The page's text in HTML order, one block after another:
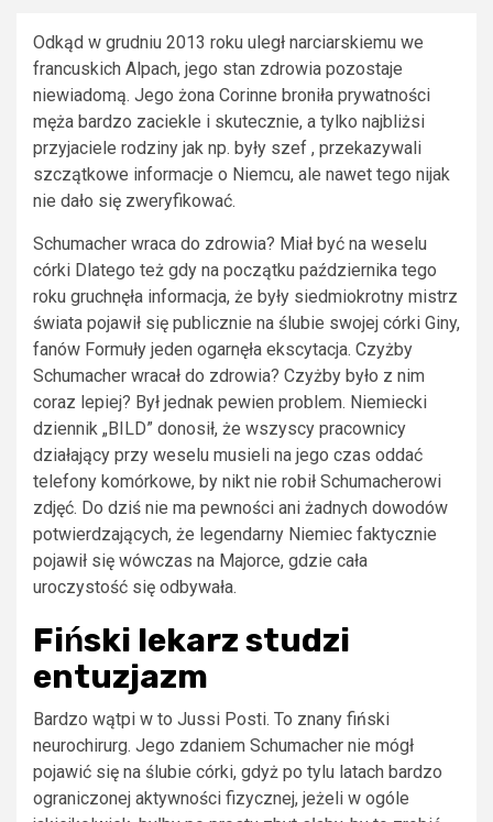
Odkąd w grudniu 2013 roku uległ narciarskiemu we
francuskich Alpach, jego stan zdrowia pozostaje
niewiadomą. Jego żona Corinne broniła prywatności
męża bardzo zaciekle i skutecznie, a tylko najbliżsi
przyjaciele rodziny jak np. były szef , przekazywali
szczątkowe informacje o Niemcu, ale nawet tego nijak
nie dało się zweryfikować.
Schumacher wraca do zdrowia? Miał być na weselu
córki Dlatego też gdy na początku października tego
roku gruchnęła informacja, że były siedmiokrotny mistrz
świata pojawił się publicznie na ślubie swojej córki Giny,
fanów Formuły jeden ogarnęła ekscytacja. Czyżby
Schumacher wracał do zdrowia? Czyżby było z nim
coraz lepiej? Był jednak pewien problem. Niemiecki
dziennik „BILD” donosił, że wszyscy pracownicy
działający przy weselu musieli na jego czas oddać
telefony komórkowe, by nikt nie robił Schumacherowi
zdjęć. Do dziś nie ma pewności ani żadnych dowodów
potwierdzających, że legendarny Niemiec faktycznie
pojawił się wówczas na Majorce, gdzie cała
uroczystość się odbywała.
Fiński lekarz studzi
entuzjazm
Bardzo wątpi w to Jussi Posti. To znany fiński
neurochirurg. Jego zdaniem Schumacher nie mógł
pojawić się na ślubie córki, gdyż po tylu latach bardzo
ograniczonej aktywności fizycznej, jeżeli w ogóle